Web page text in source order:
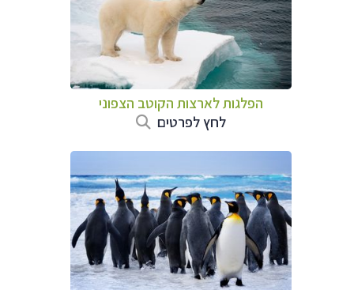
הפלגות לארצות הקוטב הצפוני
לחץ לפרטים